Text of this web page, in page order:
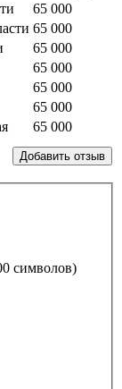
65 000
65 000
65 000
65 000
65 000
65 000
65 000
символов)